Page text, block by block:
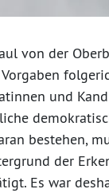
von der
und
bestehen,
der
Es war